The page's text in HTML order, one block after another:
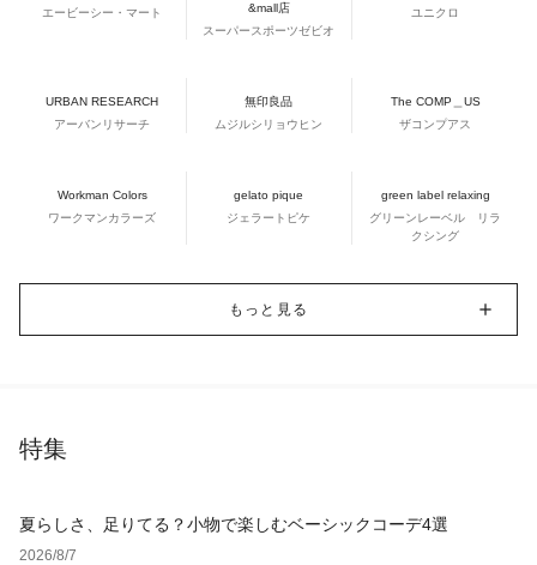
エービーシー・マート
&mall店
スーパースポーツゼビオ
ユニクロ
URBAN RESEARCH
アーバンリサーチ
無印良品
ムジルシリョウヒン
The COMP＿US
ザコンプアス
Workman Colors
ワークマンカラーズ
gelato pique
ジェラートピケ
green label relaxing
グリーンレーベル リラ
クシング
もっと見る
特集
夏らしさ、足りてる？小物で楽しむベーシックコーデ4選
2026/8/7